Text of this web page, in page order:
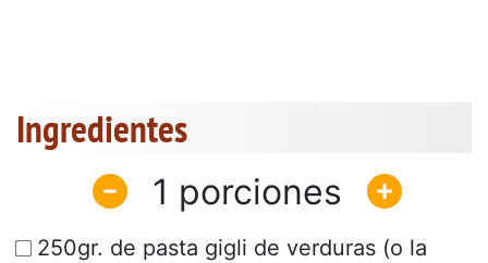
Ingredientes
1
250gr. de pasta gigli de verduras (o la